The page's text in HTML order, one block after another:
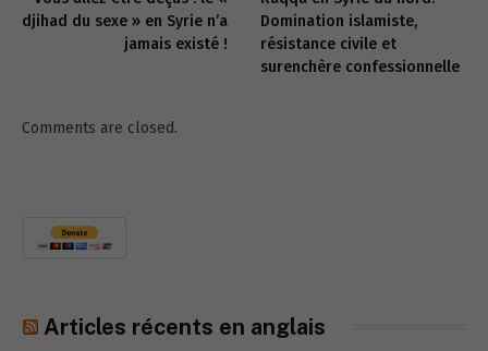
djihad du sexe » en Syrie n’a
jamais existé !
Domination islamiste,
résistance civile et
surenchère confessionnelle
Comments are closed.
Articles récents en anglais